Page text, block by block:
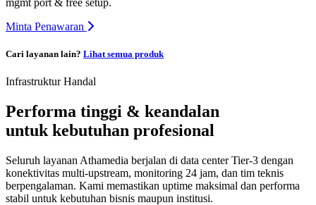
Minta Penawaran
Cari layanan lain? Lihat semua produk
Infrastruktur Handal
Performa tinggi & keandalan
untuk kebutuhan profesional
Seluruh layanan Athamedia berjalan di data center Tier-3 dengan
konektivitas multi-upstream, monitoring 24 jam, dan tim teknis
berpengalaman. Kami memastikan uptime maksimal dan performa
stabil untuk kebutuhan bisnis maupun institusi.